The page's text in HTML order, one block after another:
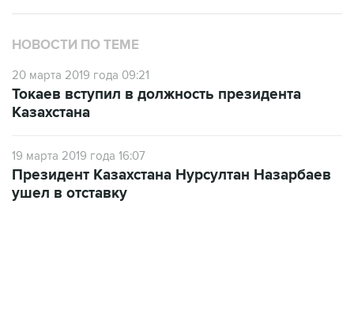
НОВОСТИ ПО ТЕМЕ
20 марта 2019 года 09:21
Токаев вступил в должность президента
Казахстана
19 марта 2019 года 16:07
Президент Казахстана Нурсултан Назарбаев
ушел в отставку